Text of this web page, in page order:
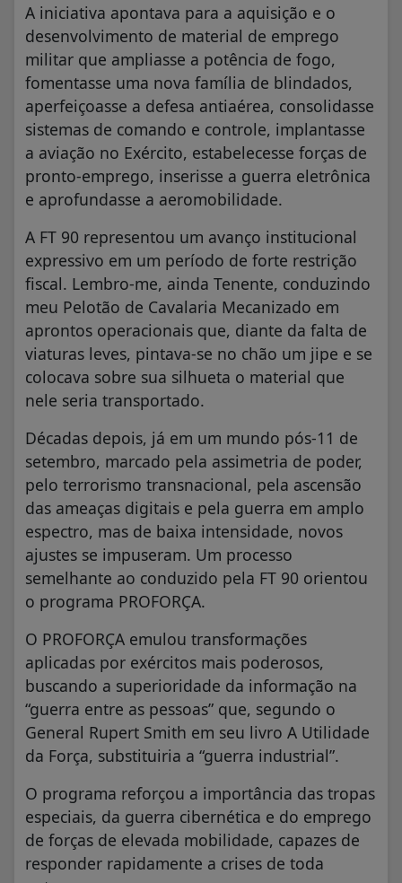
A iniciativa apontava para a aquisição e o
desenvolvimento de material de emprego
militar que ampliasse a potência de fogo,
fomentasse uma nova família de blindados,
aperfeiçoasse a defesa antiaérea, consolidasse
sistemas de comando e controle, implantasse
a aviação no Exército, estabelecesse forças de
pronto-emprego, inserisse a guerra eletrônica
e aprofundasse a aeromobilidade.
A FT 90 representou um avanço institucional
expressivo em um período de forte restrição
fiscal. Lembro-me, ainda Tenente, conduzindo
meu Pelotão de Cavalaria Mecanizado em
aprontos operacionais que, diante da falta de
viaturas leves, pintava-se no chão um jipe e se
colocava sobre sua silhueta o material que
nele seria transportado.
Décadas depois, já em um mundo pós-11 de
setembro, marcado pela assimetria de poder,
pelo terrorismo transnacional, pela ascensão
das ameaças digitais e pela guerra em amplo
espectro, mas de baixa intensidade, novos
ajustes se impuseram. Um processo
semelhante ao conduzido pela FT 90 orientou
o programa PROFORÇA.
O PROFORÇA emulou transformações
aplicadas por exércitos mais poderosos,
buscando a superioridade da informação na
“guerra entre as pessoas” que, segundo o
General Rupert Smith em seu livro A Utilidade
da Força, substituiria a “guerra industrial”.
O programa reforçou a importância das tropas
especiais, da guerra cibernética e do emprego
de forças de elevada mobilidade, capazes de
responder rapidamente a crises de toda